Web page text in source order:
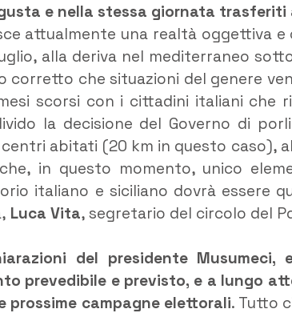
e nella stessa giornata trasferiti
attualmente una realtà oggettiva e
alla deriva nel mediterraneo
corretto che situazioni del genere
scorsi con i cittadini italiani che
la decisione del Governo di
abitati (20 km in questo caso),
in questo momento, unico
italiano e siciliano dovrà essere
Luca Vita, segretario del circolo del
del presidente Musumeci,
prevedibile e previsto, e a lungo
prossime campagne elettorali. Tutto